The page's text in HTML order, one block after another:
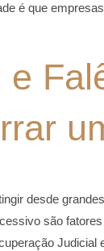
é que
desde
são
Judicial